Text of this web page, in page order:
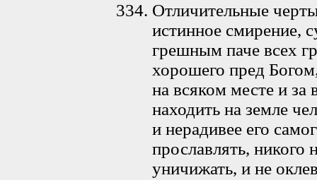
Отличительные
истинное смирение,
грешным паче всех
хорошего пред
на всяком месте и за
находить на земле
и нерадивее его
прославлять, никого
уничижать, и не